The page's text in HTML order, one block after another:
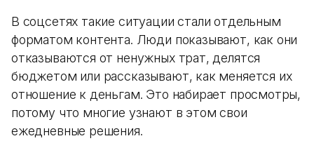
В соцсетях такие ситуации стали отдельным
форматом контента. Люди показывают, как они
отказываются от ненужных трат, делятся
бюджетом или рассказывают, как меняется их
отношение к деньгам. Это набирает просмотры,
потому что многие узнают в этом свои
ежедневные решения.